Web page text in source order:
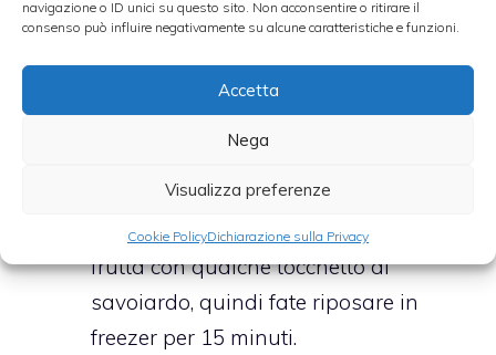
navigazione o ID unici su questo sito. Non acconsentire o ritirare il
consenso può influire negativamente su alcune caratteristiche e funzioni.
Accetta
Nega
Visualizza preferenze
Cookie PolicyDichiarazione sulla Privacy
alla panna, amalgamando
Rivestite uno stampo da plumcake
Versate sul fondo uno strato di panna
meringata, cospargete la superficie di
frutta con qualche tocchetto di
savoiardo, quindi fate riposare in
freezer per 15 minuti.